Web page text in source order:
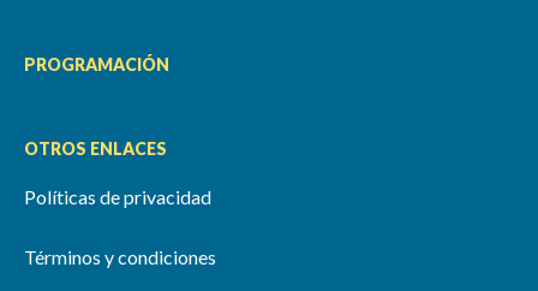
PROGRAMACIÓN
OTROS ENLACES
Políticas de privacidad
Términos y condiciones